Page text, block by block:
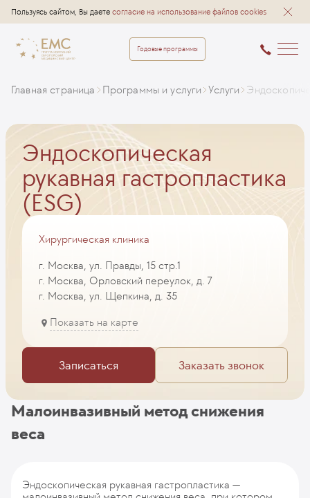
Пользуясь сайтом, Вы даете согласие на использование файлов cookies
Годовые программы
Главная страница Программы и услуги Услуги
Эндоскопическая
рукавная гастропластика
(ESG)
Хирургическая клиника
г. Москва, ул. Правды, 15 стр.1
г. Москва, Орловский переулок, д. 7
г. Москва, ул. Щепкина, д. 35
Показать на карте
Записаться Заказать звонок
Малоинвазивный метод снижения
веса
Эндоскопическая рукавная гастропластика —